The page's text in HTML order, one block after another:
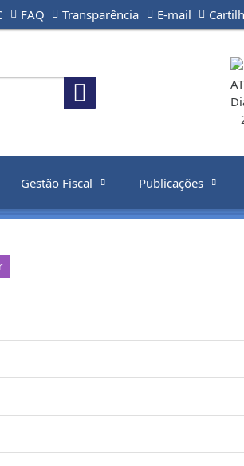
FAQ Transparência E-mail
Gestão Fiscal Publicações